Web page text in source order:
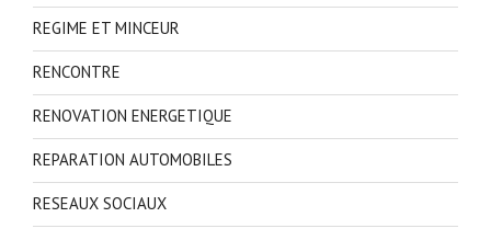
REGIME ET MINCEUR
RENCONTRE
RENOVATION ENERGETIQUE
REPARATION AUTOMOBILES
RESEAUX SOCIAUX